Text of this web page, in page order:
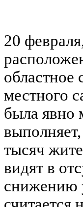
20
областное
местного
была явно
тысяч
видят в
снижению